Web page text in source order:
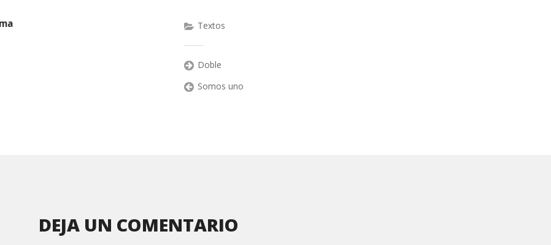
Textos
Doble
Somos uno
DEJA UN COMENTARIO